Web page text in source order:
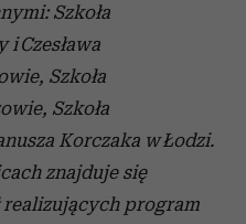
Szkoła
Czesława
Szkoła
Szkoła
Korczaka w Łodzi.
znajduje się
realizujących program